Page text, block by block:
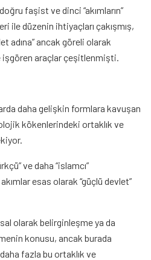
faşist ve dinci “akımların”
ile düzenin ihtiyaçları çakışmış,
adına” ancak göreli olarak
işgören araçlar çeşitlenmişti.
daha gelişkin formlara kavuşan
kökenlerindeki ortaklık ve
ve daha “islamcı”
esas olarak “güçlü devlet”
olarak belirginleşme ya da
konusu, ancak burada
fazla bu ortaklık ve